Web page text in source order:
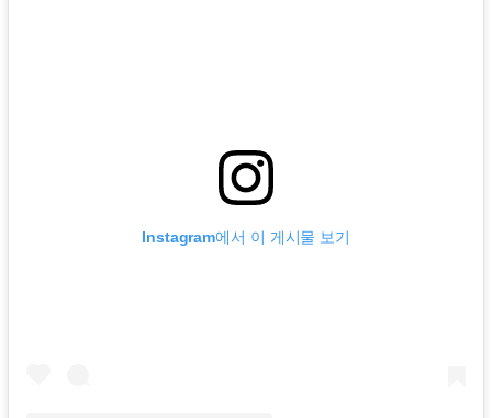
Instagram에서 이 게시물 보기